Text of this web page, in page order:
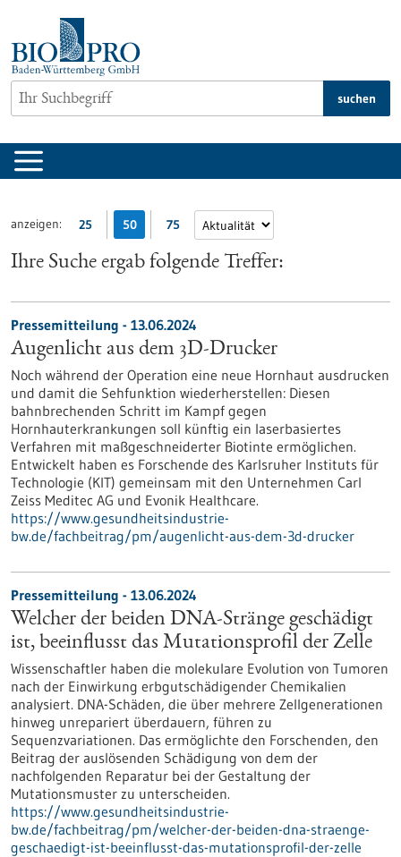
springen
suchen
anzeigen: 25 50 75
Ihre Suche ergab folgende Treffer:
Pressemitteilung - 13.06.2024
Augenlicht aus dem 3D-Drucker
Noch während der Operation eine neue Hornhaut ausdrucken
und damit die Sehfunktion wiederherstellen: Diesen
bahnbrechenden Schritt im Kampf gegen
Hornhauterkrankungen soll künftig ein laserbasiertes
Verfahren mit maßgeschneiderter Biotinte ermöglichen.
Entwickelt haben es Forschende des Karlsruher Instituts für
Technologie (KIT) gemeinsam mit den Unternehmen Carl
Zeiss Meditec AG und Evonik Healthcare.
https://www.gesundheitsindustrie-
bw.de/fachbeitrag/pm/augenlicht-aus-dem-3d-drucker
Pressemitteilung - 13.06.2024
Welcher der beiden DNA-Stränge geschädigt
ist, beeinflusst das Mutationsprofil der Zelle
Wissenschaftler haben die molekulare Evolution von Tumoren
nach der Einwirkung erbgutschädigender Chemikalien
analysiert. DNA-Schäden, die über mehrere Zellgenerationen
hinweg unrepariert überdauern, führen zu
Sequenzvariationen. Das ermöglichte den Forschenden, den
Beitrag der auslösenden Schädigung von dem der
nachfolgenden Reparatur bei der Gestaltung der
Mutationsmuster zu unterscheiden.
https://www.gesundheitsindustrie-
bw.de/fachbeitrag/pm/welcher-der-beiden-dna-straenge-
geschaedigt-ist-beeinflusst-das-mutationsprofil-der-zelle